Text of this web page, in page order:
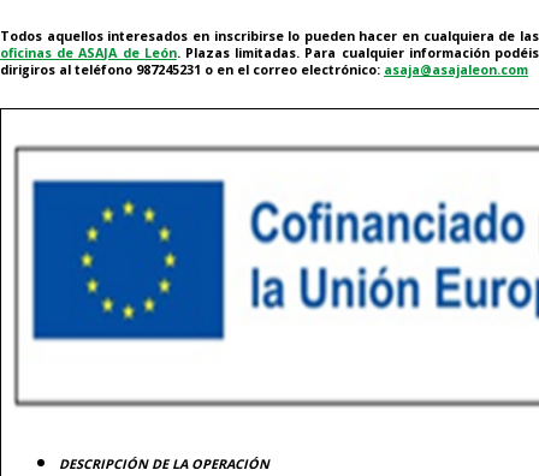
Todos aquellos interesados en inscribirse lo pueden hacer en cualquiera de las
oficinas de ASAJA de León. Plazas limitadas. Para cualquier información podéis
dirigiros al teléfono 987245231 o en el correo electrónico: asaja@asajaleon.com
DESCRIPCIÓN DE LA OPERACIÓN